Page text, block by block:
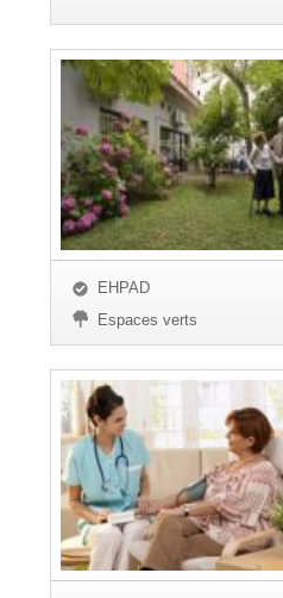
EHPAD
Espaces verts